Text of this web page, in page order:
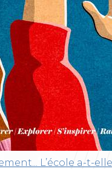
L’école a-t-